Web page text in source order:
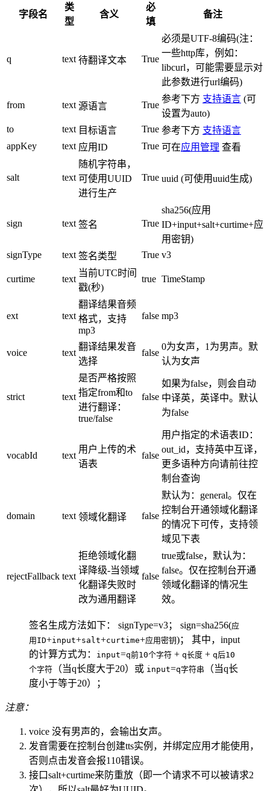
字段名
类
型
含义
必
填
备注
q text 待翻译文本 True
必须是UTF-8编码(注：
一些http库，例如：
libcurl，可能需要显示对
此参数进行url编码)
from text 源语言 True
参考下方 支持语言 (可
设置为auto)
to
text 目标语言 True 参考下方 支持语言
appKey
text 应用ID True 可在应用管理 查看
salt text
随机字符串，
可使用UUID
进行生产
True uuid (可使用uuid生成)
sign text 签名 True
sha256(应用
ID+input+salt+curtime+应
用密钥)
signType
text 签名类型 True v3
curtime text
当前UTC时间
戳(秒)
true TimeStamp
ext text
翻译结果音频
格式，支持
mp3
false mp3
voice text
翻译结果发音
选择
false
0为女声，1为男声。默
认为女声
strict text
是否严格按照
指定from和to
进行翻译：
true/false
false
如果为false，则会自动
中译英，英译中。默认
为false
vocabId text
用户上传的术
语表
false
用户指定的术语表ID：
out_id，支持英中互译，
更多语种方向请前往控
制台查询
domain text 领域化翻译 false
默认为：general。仅在
控制台开通领域化翻译
的情况下可传，支持领
域见下表
rejectFallback text
拒绝领域化翻
译降级-当领域
化翻译失败时
改为通用翻译
false
true或false，默认为：
false。仅在控制台开通
领域化翻译的情况生
效。
签名生成方法如下： signType=v3； sign=sha256(应
用ID+input+salt+curtime+应用密钥)； 其中，input
的计算方式为：
input=q前10个字符 + q长度 + q后10
个字符 （当q长度大于20）或 input=q字符串
（当q长
度小于等于20）；
注意：
voice 没有男声的，会输出女声。
发音需要在控制台创建tts实例，并绑定应用才能使用，
否则点击发音会报110错误。
接口salt+curtime来防重放（即一个请求不可以被请求2